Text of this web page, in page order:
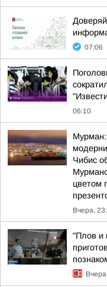
07:06
06:10
Чибис
цветом
Вчера,
"Плов и